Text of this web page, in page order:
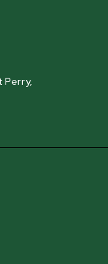
Perry,